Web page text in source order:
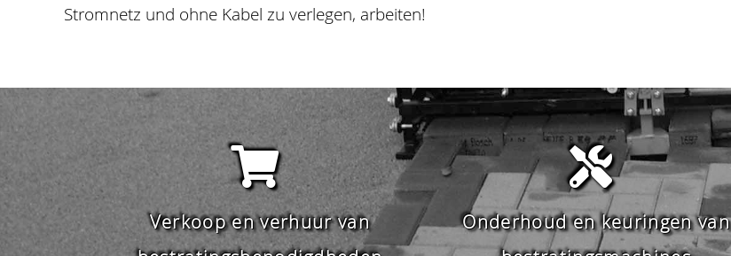
Stromnetz und ohne Kabel zu verlegen, arbeiten!
Verkoop en verhuur van
Onderhoud en keuringen van